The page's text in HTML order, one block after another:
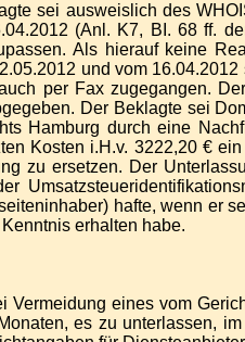
sei ausweislich des
(Anl. K7, BI. 68 ff.
Als hierauf keine
und vom
per Fax zugegangen.
Der Beklagte sei
Hamburg durch eine
Kosten i.H.v. 3222,20 €
zu ersetzen. Der
hafte, wenn er
erhalten habe.
Vermeidung eines vom
es zu unterlassen,